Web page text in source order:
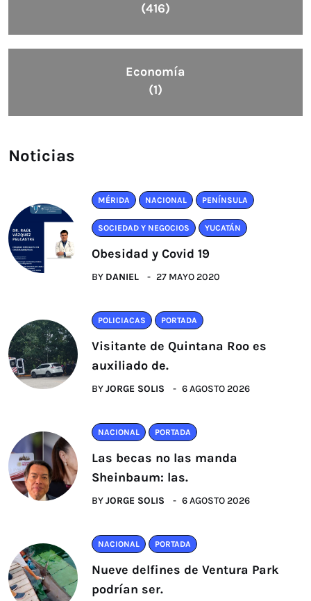
(416)
Economía
(1)
Noticias
MÉRIDA NACIONAL PENÍNSULA
SOCIEDAD Y NEGOCIOS YUCATÁN
Obesidad y Covid 19
BY DANIEL 27 MAYO 2020
POLICIACAS PORTADA
Visitante de Quintana Roo es
auxiliado de.
BYJORGE SOLIS 6 AGOSTO 2026
NACIONAL PORTADA
Las becas no las manda
Sheinbaum: las.
BYJORGE SOLIS 6 AGOSTO 2026
NACIONAL PORTADA
Nueve delfines de Ventura Park
podrían ser.